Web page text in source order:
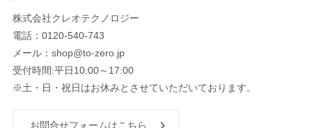
株式会社クレオテクノロジー
電話：0120-540-743
メール：shop@to-zero.jp
受付時間:平日10:00～17:00
※土・日・祝日はお休みとさせていただいております。
お問合せフォームはこちら